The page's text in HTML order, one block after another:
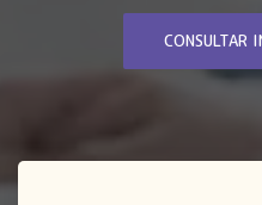
CONSULTAR